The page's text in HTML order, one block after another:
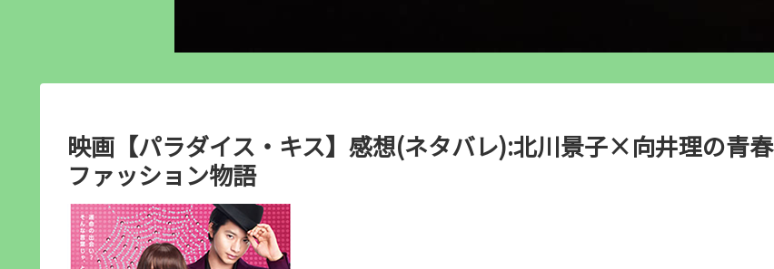
映画【パラダイス・キス】感想(ネタバレ):北川景子×向井理の青春
ファッション物語